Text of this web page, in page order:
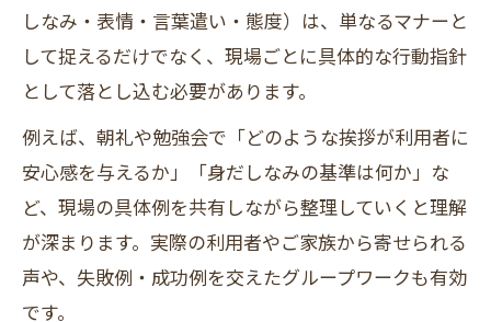
しなみ・表情・言葉遣い・態度）は、単なるマナーと
して捉えるだけでなく、現場ごとに具体的な行動指針
として落とし込む必要があります。
例えば、朝礼や勉強会で「どのような挨拶が利用者に
安心感を与えるか」「身だしなみの基準は何か」な
ど、現場の具体例を共有しながら整理していくと理解
が深まります。実際の利用者やご家族から寄せられる
声や、失敗例・成功例を交えたグループワークも有効
です。